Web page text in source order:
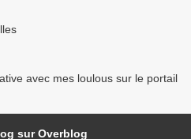
avec mes loulous sur le portail
sur Overblog